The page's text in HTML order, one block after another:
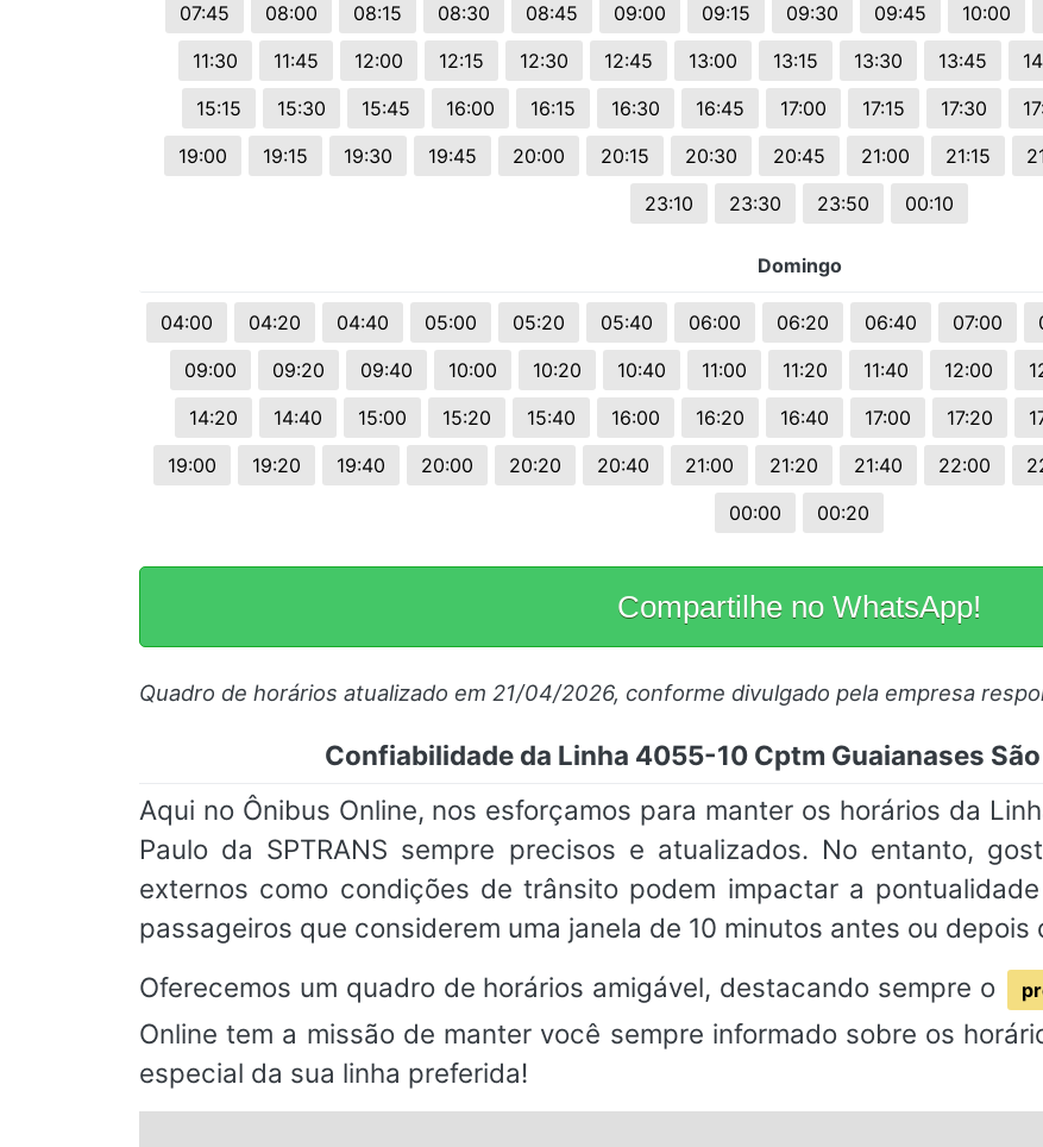
07:45
08:00 08:15 08:30 08:45 09:00 09:15 09:30 09:45 10:00
11:30
11:45 12:00 12:15 12:30 12:45 13:00 13:15 13:30 13:45
15:15
15:30 15:45 16:00 16:15 16:30 16:45 17:00 17:15 17:30
19:00
19:15 19:30 19:45 20:00 20:15 20:30 20:45 21:00 21:15
23:10
23:30 23:50 00:10
Domingo
04:00 04:20 04:40 05:00 05:20 05:40 06:00 06:20 06:40 07:00
09:00
09:20 09:40 10:00 10:20 10:40 11:00 11:20 11:40 12:00
14:20
14:40 15:00 15:20 15:40 16:00 16:20 16:40 17:00 17:20
19:00
19:20 19:40 20:00 20:20 20:40 21:00 21:20 21:40 22:00
00:00
00:20
Compartilhe no WhatsApp!
Quadro de horários atualizado em 21/04/2026, conforme divulgado pela empresa
Confiabilidade da Linha 4055-10 Cptm Guaianases São
Aqui no Ônibus Online, nos esforçamos para manter os horários da
Paulo da SPTRANS sempre precisos e atualizados. No entanto,
externos como condições de trânsito podem impactar a
passageiros que considerem uma janela de 10 minutos antes ou depois
Oferecemos um quadro de horários amigável, destacando sempre o
Online tem a missão de manter você sempre informado sobre os
especial da sua linha preferida!